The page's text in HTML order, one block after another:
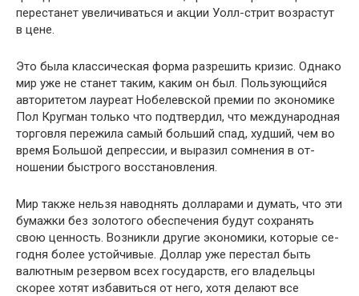
перестанет увеличивать­ся и акции Уолл-стрит возрастут
в цене.
Это была классическая форма разрешить кризис. Од­нако
мир уже не станет таким, каким он был. Пользующий­ся
авторитетом лауреат Нобелевской премии по экономи­ке
Пол Кругман только что подтвердил, что международ­ная
торговля пережила самый больший спад, худший, чем во
время Большой депрессии, и выразил сомнения в от­
ношении быстрого восстановления.
Мир также нельзя наводнять долларами и думать, что эти
бумажки без золотого обеспечения будут сохранять
свою ценность. Возникли другие экономики, которые се­
годня более устойчивые. Доллар уже перестал быть
валют­ным резервом всех государств, его владельцы
скорее хотят избавиться от него, хотя делают все